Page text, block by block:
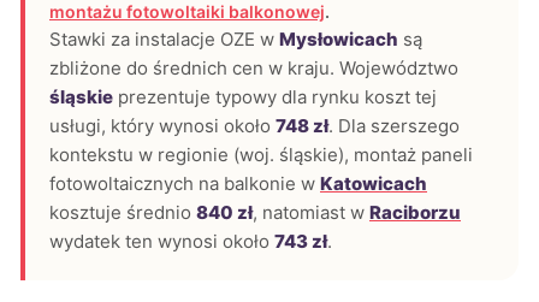
montażu fotowoltaiki balkonowej.
Stawki za instalacje OZE w Mysłowicach są
zbliżone do średnich cen w kraju. Województwo
śląskie prezentuje typowy dla rynku koszt tej
usługi, który wynosi około 748 zł. Dla szerszego
kontekstu w regionie (woj. śląskie), montaż paneli
fotowoltaicznych na balkonie w Katowicach
kosztuje średnio 840 zł, natomiast w Raciborzu
wydatek ten wynosi około 743 zł.